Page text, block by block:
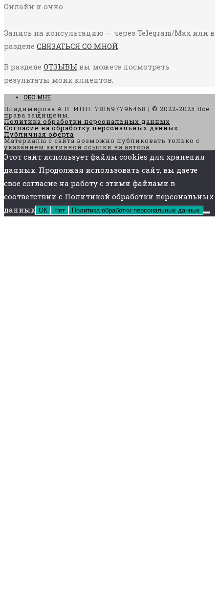
Онлайн и очно
Запись на консультацию — через Telegram/Max или в
разделе СВЯЗАТЬСЯ СО МНОЙ
В разделе ОТЗЫВЫ вы можете посмотреть
результаты моих клиентов.
ОБО МНЕ
Владимирова А.В. ИНН: 781697796468 | © 2022-2025 Все
права защищены.
Политика обработки персональных данных
Согласие на обработку персональных данных
Публичная оферта
Материалы с сайта возможно публиковать только с
указанием активной ссылки на автора.
Этот сайт использует файлы cookies для хранения
данных. Продолжая использовать сайт, вы даете
свое согласие на работу с этими файлами в
соответствии с Политикой обработки персональных
данных ОК Нет Политика обработки персональных данных